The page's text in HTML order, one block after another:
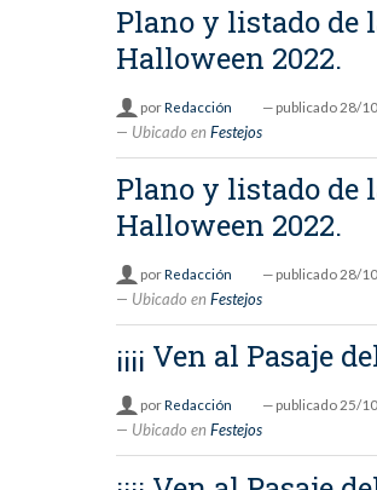
Plano y listado de
Halloween 2022.
porRedacción — publicado28/
Ubicado en Festejos
Plano y listado de
Halloween 2022.
porRedacción — publicado28/
Ubicado en Festejos
¡¡¡¡ Ven al
porRedacción — publicado25/
Ubicado en Festejos